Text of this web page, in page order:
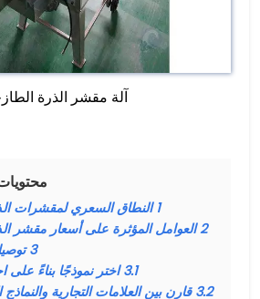
آلة مقشر الذرة
1 النطاق السعري لمقشرات
2 العوامل المؤثرة على أسعار مقشر
3
3.1 اختر نموذجًا بناءً على
3.2 قارن بين العلامات التجارية والنماذج